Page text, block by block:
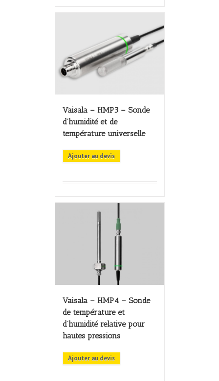
Vaisala – HMP3 – Sonde
d’humidité et de
température universelle
Ajouter au devis
Vaisala – HMP4 – Sonde
de température et
d’humidité relative pour
hautes pressions
Ajouter au devis